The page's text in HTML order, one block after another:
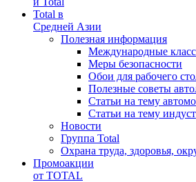
Total в
Средней Азии
Полезная информация
Международные
Меры безопасности
Обои для рабочего
Полезные советы
Статьи на тему
Статьи на тему
Новости
Группа Total
Охрана труда, здоровья,
Промоакции
от TOTAL